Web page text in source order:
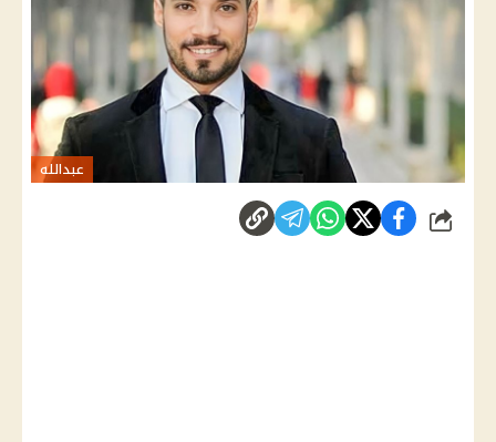
عبدالله
شارك